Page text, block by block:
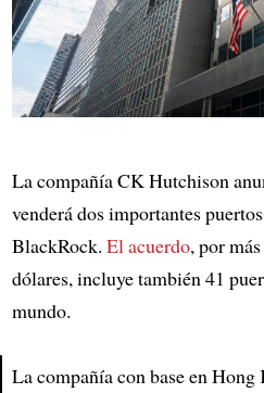
La compañía CK Hutchison
venderá dos importantes
BlackRock. El acuerdo, por
dólares, incluye también 41
mundo.
La compañía con base en